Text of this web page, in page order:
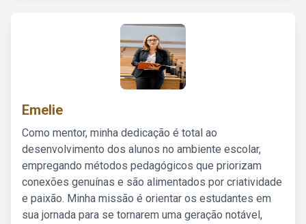
Emelie
Como mentor, minha dedicação é total ao
desenvolvimento dos alunos no ambiente escolar,
empregando métodos pedagógicos que priorizam
conexões genuínas e são alimentados por criatividade
e paixão. Minha missão é orientar os estudantes em
sua jornada para se tornarem uma geração notável,